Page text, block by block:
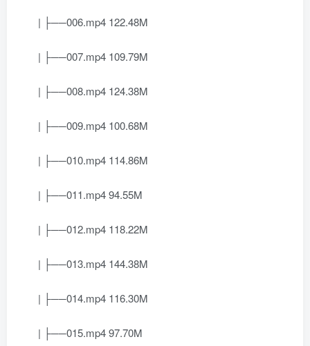
| ├──006.mp4 122.48M
| ├──007.mp4 109.79M
| ├──008.mp4 124.38M
| ├──009.mp4 100.68M
| ├──010.mp4 114.86M
| ├──011.mp4 94.55M
| ├──012.mp4 118.22M
| ├──013.mp4 144.38M
| ├──014.mp4 116.30M
| ├──015.mp4 97.70M